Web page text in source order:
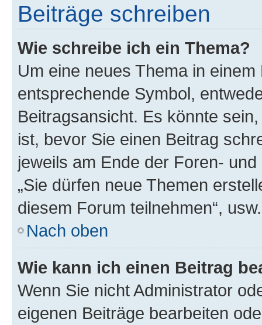
Beiträge schreiben
Wie schreibe ich ein Thema?
Um eine neues Thema in
entsprechende Symbol,
Beitragsansicht. Es könnte
ist, bevor Sie einen Beitrag
jeweils am Ende der Foren-
„Sie dürfen neue Themen
diesem Forum teilnehmen“, usw.
Nach oben
Wie kann ich einen Beitrag
Wenn Sie nicht Administrator
eigenen Beiträge bearbeiten